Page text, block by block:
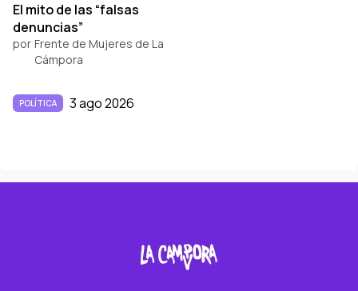
El mito de las “falsas
denuncias”
por Frente de Mujeres de La
Cámpora
POLÍTICA 3 ago 2026